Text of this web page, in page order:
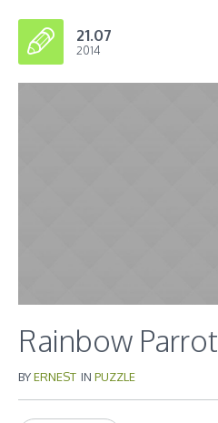
21.07
2014
Rainbow Parrot
BYERNEST IN PUZZLE